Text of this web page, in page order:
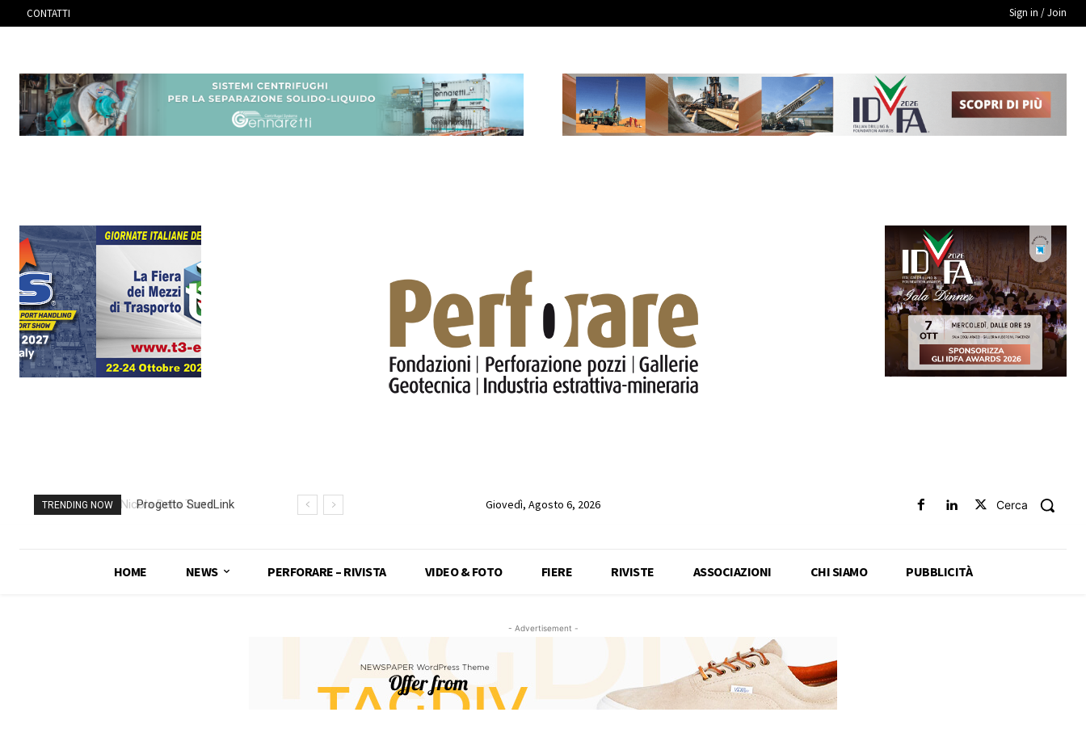
CONTATTI Sign in / Join
TRENDING NOW
Progetto SuedLink
con TBM del
Giovedì, Agosto 6, 2026 Cerca
HOME NEWS PERFORARE – RIVISTA VIDEO & FOTO FIERE RIVISTE ASSOCIAZIONI CHI SIAMO PUBBLICITÀ
- Advertisement -